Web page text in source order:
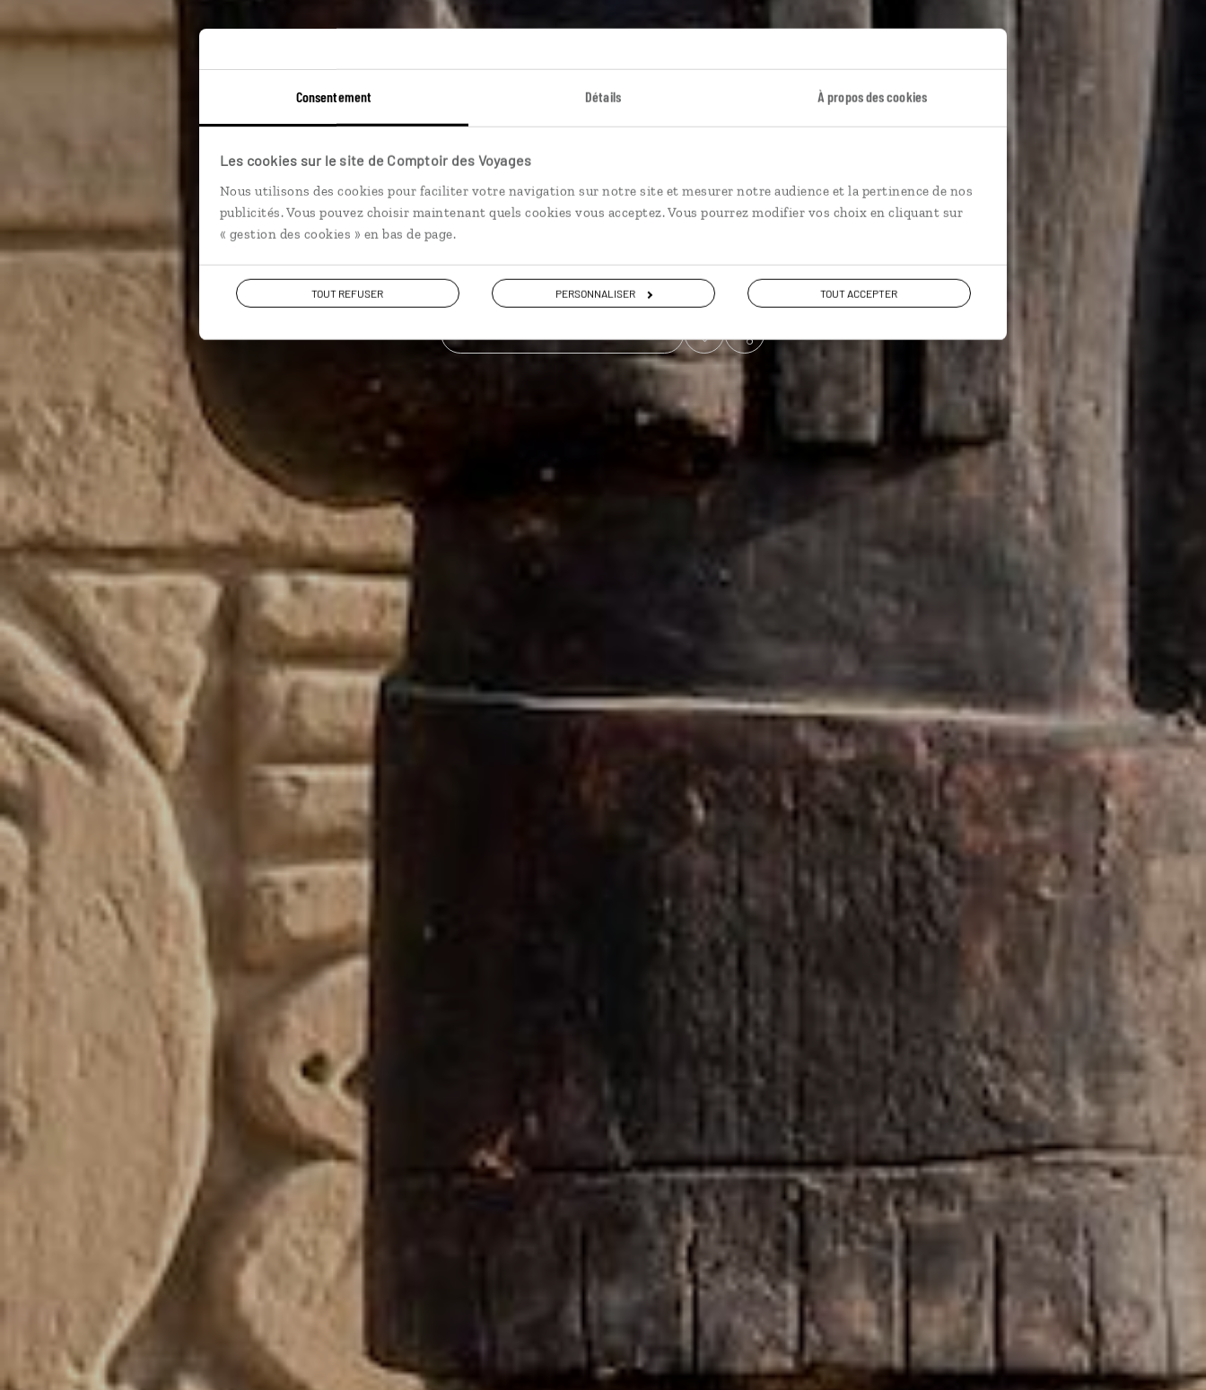
Consentement Détails À propos des cookies
Les cookies sur le site de Comptoir des Voyages
Nous utilisons des cookies pour faciliter votre navigation sur notre site et mesurer notre audience et la pertinence de nos
publicités. Vous pouvez choisir maintenant quels cookies vous acceptez. Vous pourrez modifier vos choix en cliquant sur
« gestion des cookies » en bas de page.
TOUT REFUSER PERSONNALISER TOUT ACCEPTER
Le Pérou pré-inca
Circuit Lima et Nord péruvien : Chan Chan, Chiclayo, Kuelap.
Grands sites Voyager en décalé
Voir les 88 avis sur les voyages au Pérou